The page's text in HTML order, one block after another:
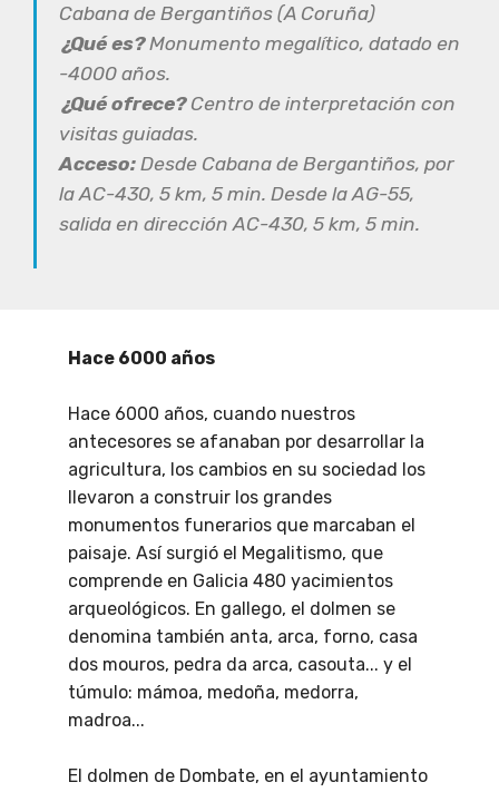
Cabana de Bergantiños (A Coruña)
¿Qué es?Monumento megalítico, datado en
-4000 años.
¿Qué ofrece? Centro de interpretación con
visitas guiadas.
Acceso: Desde Cabana de Bergantiños, por
la AC-430, 5 km, 5 min. Desde la AG-55,
salida en dirección AC-430, 5 km, 5 min.
Hace 6000 años
Hace 6000 años, cuando nuestros
antecesores se afanaban por desarrollar la
agricultura, los cambios en su sociedad los
llevaron a construir los grandes
monumentos funerarios que marcaban el
paisaje. Así surgió el Megalitismo, que
comprende en Galicia 480 yacimientos
arqueológicos. En gallego, el dolmen se
denomina también anta, arca, forno, casa
dos mouros, pedra da arca, casouta... y el
túmulo: mámoa, medoña, medorra,
madroa...
El dolmen de Dombate, en el ayuntamiento